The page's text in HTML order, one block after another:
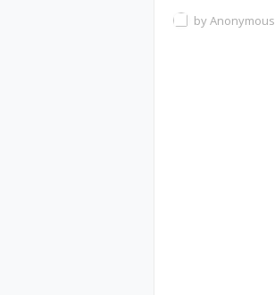
byAnonymous